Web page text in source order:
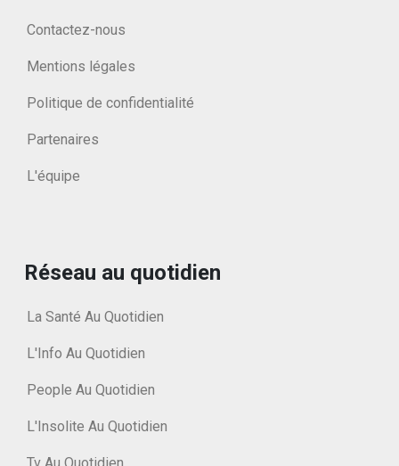
Contactez-nous
Mentions légales
Politique de confidentialité
Partenaires
L'équipe
Réseau au quotidien
La Santé Au Quotidien
L'Info Au Quotidien
People Au Quotidien
L'Insolite Au Quotidien